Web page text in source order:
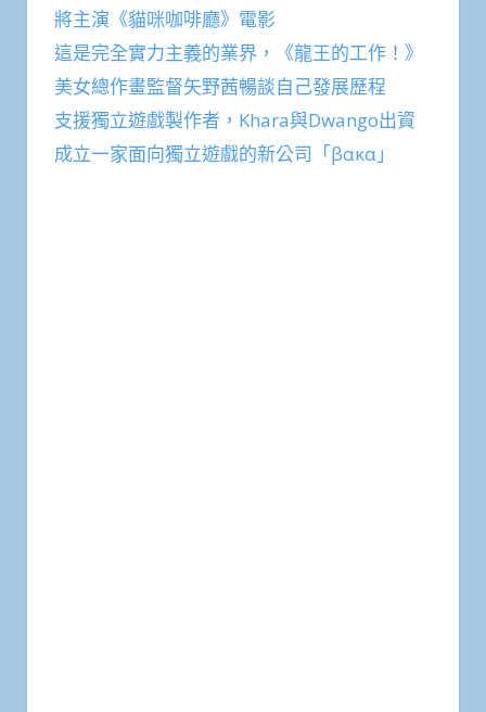
將主演《貓咪咖啡廳》電影
這是完全實力主義的業界，《龍王的工作！》
美女總作畫監督矢野茜暢談自己發展歷程
支援獨立遊戲製作者，Khara與Dwango出資
成立一家面向獨立遊戲的新公司「βακα」